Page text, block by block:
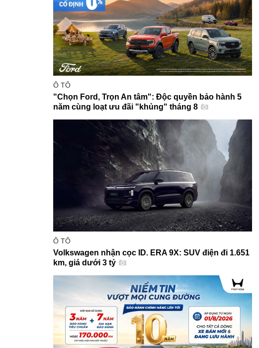
Ô TÔ
"Chọn Ford, Trọn An tâm": Độc quyền bảo hành 5
năm cùng loạt ưu đãi "khủng" tháng 8
Ô TÔ
Volkswagen nhận cọc ID. ERA 9X: SUV điện đi 1.651
km, giá dưới 3 tỷ